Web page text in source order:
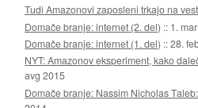
Tudi Amazonovi zaposleni trkajo na
Domače branje: internet (2. del) :: 1.
Domače branje: internet (1. del) ::28.
NYT: Amazonov eksperiment, kako
avg 2015
Domače branje: Nassim Nicholas